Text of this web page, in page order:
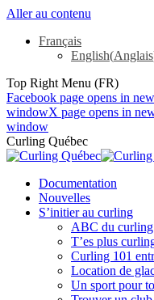
Aller au contenu
Français
English(Anglais
Top Right Menu (FR)
Facebook page opens in
windowX page opens in
window
Curling Québec
Documentation
Nouvelles
S’initier au curling
ABC du curling
T’es plus
Curling 101
Location de
Un sport pour